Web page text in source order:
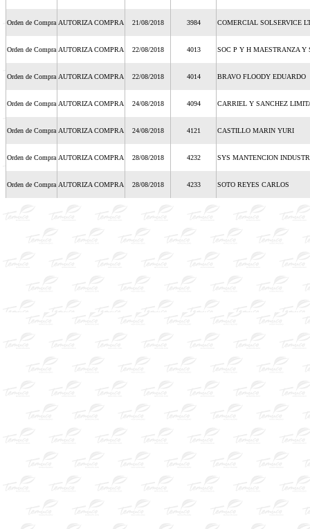
Orden de Compra AUTORIZA COMPRA 21/08/2018 3984 COMERCIAL SOLSERVICE
Orden de Compra AUTORIZA COMPRA 22/08/2018 4013 SOC P Y H MAESTRANZA Y
Orden de Compra AUTORIZA COMPRA 22/08/2018 4014 BRAVO FLOODY EDUARDO
Orden de Compra AUTORIZA COMPRA 24/08/2018 4094 CARRIEL Y SANCHEZ
Orden de Compra AUTORIZA COMPRA 24/08/2018 4121 CASTILLO MARIN YURI
Orden de Compra AUTORIZA COMPRA 28/08/2018 4232 SYS MANTENCION
Orden de Compra AUTORIZA COMPRA 28/08/2018 4233 SOTO REYES CARLOS